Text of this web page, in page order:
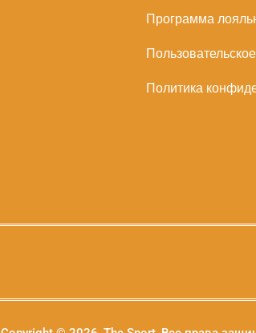
Программа
Политика